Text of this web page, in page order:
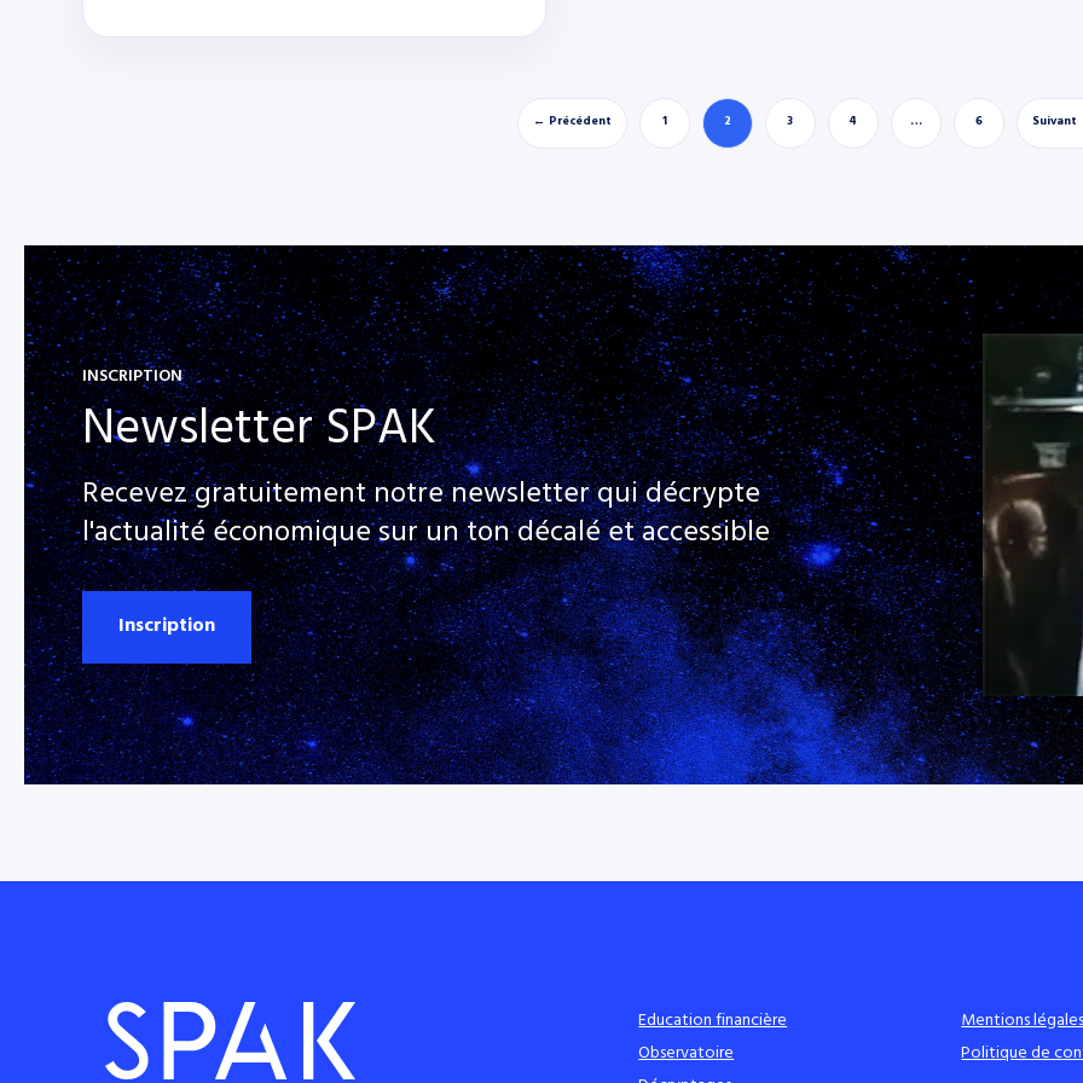
← Précédent 1 2 3 4 … 6
INSCRIPTION
Newsletter SPAK
Recevez gratuitement notre newsletter qui décrypte
l'actualité économique sur un ton décalé et accessible
Inscription
Education financière
Observatoire
Mentions
Politique de